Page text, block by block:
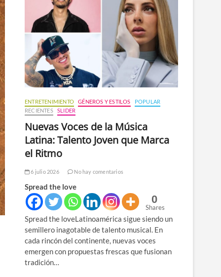
n
ú
ENTRETENIMIENTO GÉNEROS Y ESTILOS
POPULAR
RECIENTES
SLIDER
Nuevas Voces de la Música
Latina: Talento Joven que Marca
el Ritmo
6 julio 2026 No hay comentarios
Spread the love
0
Shares
Spread the loveLatinoamérica sigue siendo un
semillero inagotable de talento musical. En
cada rincón del continente, nuevas voces
emergen con propuestas frescas que fusionan
tradición…